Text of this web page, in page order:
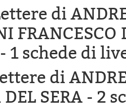
di
FRANCESCO
1 schede di
di
SERA - 2